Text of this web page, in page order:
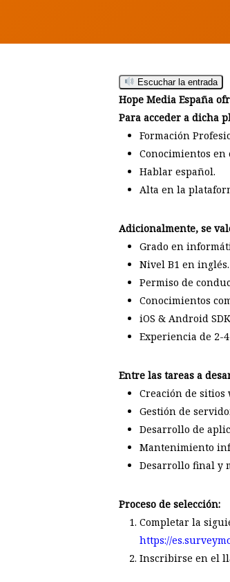
Hit enter to search or ESC to close
Escuchar la entrada
Hope Media España
Para acceder a dicha
Formación
Conocimientos en
Hablar español.
Alta en la
Adicionalmente, se
Grado en
Nivel B1 en inglés.
Permiso de
Conocimientos
iOS & Android
Experiencia de 2-
Entre las tareas a
Creación de sitios
Gestión de
Desarrollo de
Mantenimiento
Desarrollo final y
Proceso de selección:
Completar la
https://
Inscribirse en el